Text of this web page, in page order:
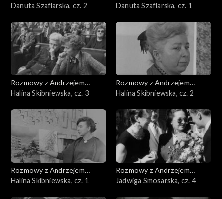
Doboszem
Danuta Szaflarska, cz. 2
Doboszem
Danuta Szaflarska, cz. 1
Rozmowy z Andrzejem
Doboszem
Halina Skibniewska, cz. 3
Rozmowy z Andrzejem
Doboszem
Halina Skibniewska, cz. 2
Rozmowy z Andrzejem
Doboszem
Halina Skibniewska, cz. 1
Rozmowy z Andrzejem
Doboszem
Jadwiga Smosarska, cz. 4